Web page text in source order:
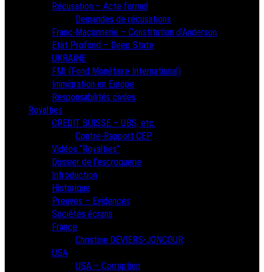
Récusation – Acte formel
Demandes de récusations
Franc-Maçonnerie – Constitution d’Anderson
Etat Profond – Deep State
UKRAINE
FMI (Fond Monétaire International)
Immigration en Europe
Responsabilités civiles
Royalties
CREDIT SUISSE – UBS, etc.
Contre-Rapport CEP
Vidéos “Royalties”
Dossier de l’escroquerie
Introduction
Historique
Preuves – Evidences
Sociétés écrans
France
Christine DEVIERS-JONCOUR
USA
USA – Corruption